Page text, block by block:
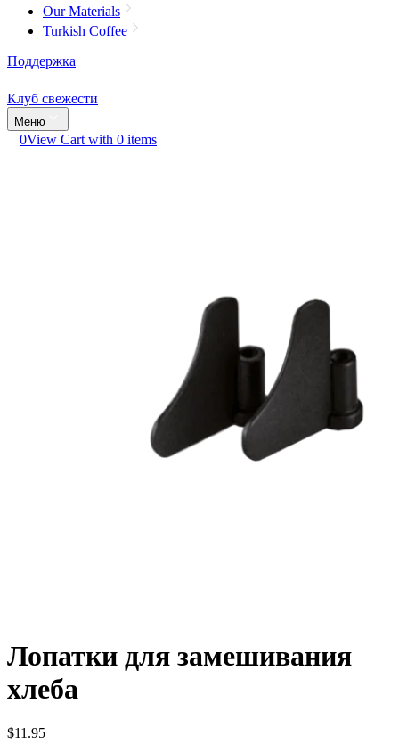
Our Materials
Turkish Coffee
Поддержка
Клуб свежести
Меню
0View Cart with 0 items
Лопатки для замешивания
хлеба
$11.95